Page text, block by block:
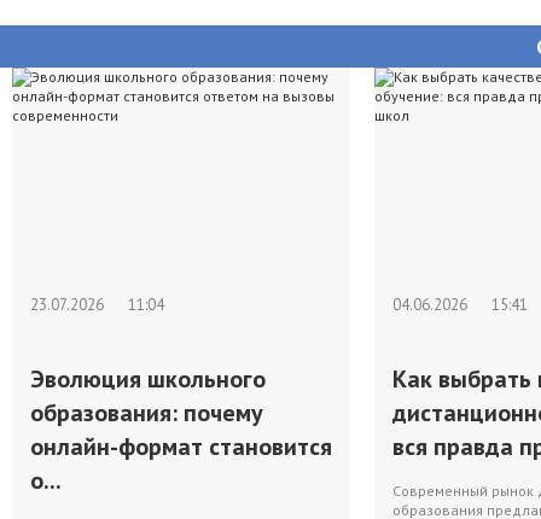
23.07.2026 11:04
Эволюция школьного
образования: почему
онлайн-формат становится
о...
04.06.2026 15:41
Как выбрать
вся правда
Современный рынок
образования